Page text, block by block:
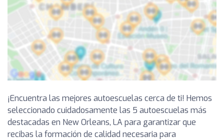
¡Encuentra las mejores autoescuelas cerca de ti! Hemos
seleccionado cuidadosamente las 5 autoescuelas más
destacadas en New Orleans, LA para garantizar que
recibas la formación de calidad necesaria para